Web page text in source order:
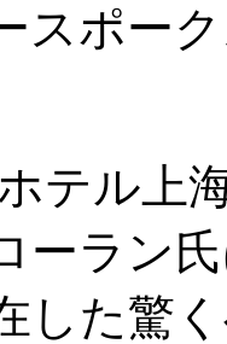
スポー
テル上
ーラン
した驚